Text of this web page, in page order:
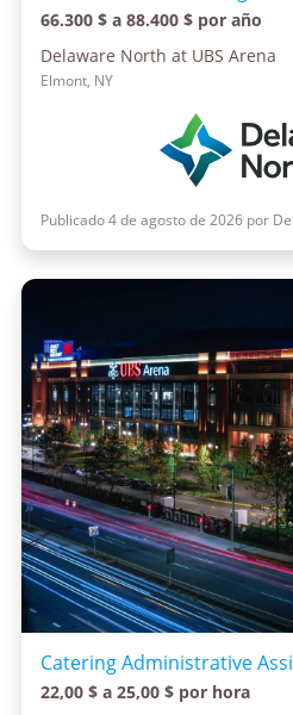
66.300 $ a 88.400 $ por año
Delaware North at UBS Arena
Elmont, NY
Publicado 4 de agosto de 2026 por
Catering Administrative
22,00 $ a 25,00 $ por hora